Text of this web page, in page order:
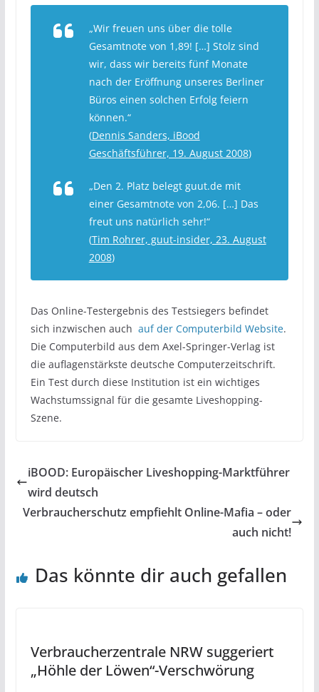
„Wir freuen uns über die tolle
Gesamtnote von 1,89! […] Stolz sind
wir, dass wir bereits fünf Monate
nach der Eröffnung unseres Berliner
Büros einen solchen Erfolg feiern
können.“
(Dennis Sanders, iBood
Geschäftsführer, 19. August 2008)
„Den 2. Platz belegt guut.de mit
einer Gesamtnote von 2,06. […] Das
freut uns natürlich sehr!“
(Tim Rohrer, guut-insider, 23. August
2008)
Das Online-Testergebnis des Testsiegers befindet
sich inzwischen auch auf der Computerbild Website.
Die Computerbild aus dem Axel-Springer-Verlag ist
die auflagenstärkste deutsche Computerzeitschrift.
Ein Test durch diese Institution ist ein wichtiges
Wachstumssignal für die gesamte Liveshopping-
Szene.
iBOOD: Europäischer Liveshopping-Marktführer
wird deutsch
Verbraucherschutz empfiehlt Online-Mafia – oder
auch nicht!
Das könnte dir auch gefallen
Verbraucherzentrale NRW suggeriert
„Höhle der Löwen“-Verschwörung